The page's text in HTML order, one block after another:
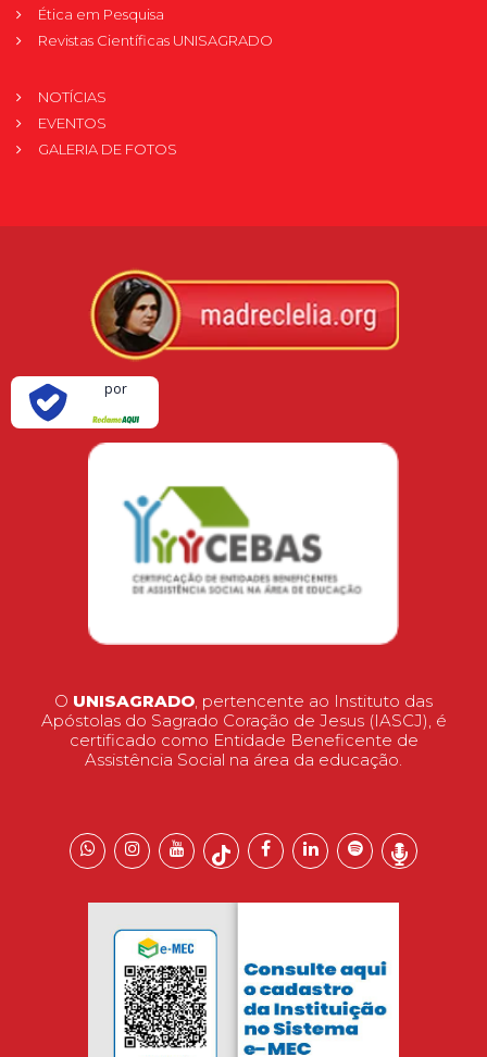
Ética em Pesquisa
Revistas Científicas UNISAGRADO
NOTÍCIAS
EVENTOS
GALERIA DE FOTOS
por
O UNISAGRADO, pertencente ao Instituto das
Apóstolas do Sagrado Coração de Jesus (IASCJ), é
certificado como Entidade Beneficente de
Assistência Social na área da educação.